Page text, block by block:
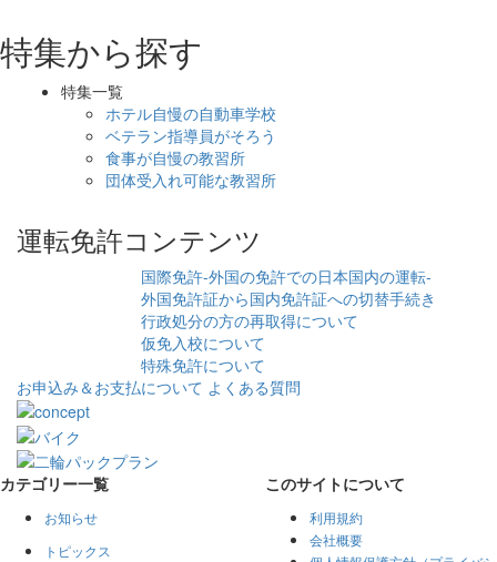
特集から探す
特集一覧
ホテル自慢の自動車学校
ベテラン指導員がそろう
食事が自慢の教習所
団体受入れ可能な教習所
運転免許コンテンツ
国際免許-外国の免許での日本国内の運転-
外国免許証から国内免許証への切替手続き
行政処分の方の再取得について
仮免入校について
特殊免許について
お申込み＆お支払について よくある質問
カテゴリー一覧
お知らせ
トピックス
このサイトについて
利用規約
会社概要